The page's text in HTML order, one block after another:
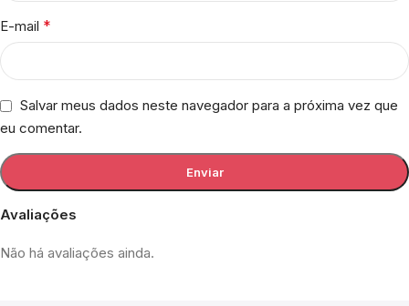
Avaliações
Não há avaliações ainda.
E-mail *
Salvar meus dados neste navegador para a próxima vez que
eu comentar.